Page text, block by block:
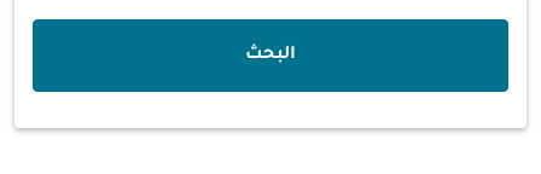
البحث